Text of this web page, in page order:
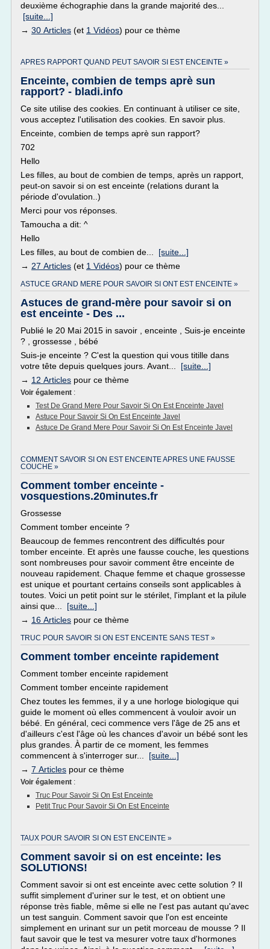
deuxième échographie dans la grande majorité des...
[suite...]
→ 30 Articles (et 1 Vidéos) pour ce thème
APRES RAPPORT QUAND PEUT SAVOIR SI EST ENCEINTE »
Enceinte, combien de temps aprè sun
rapport? - bladi.info
Ce site utilise des cookies. En continuant à utiliser ce site,
vous acceptez l'utilisation des cookies. En savoir plus.
Enceinte, combien de temps aprè sun rapport?
702
Hello
Les filles, au bout de combien de temps, après un rapport,
peut-on savoir si on est enceinte (relations durant la
période d'ovulation..)
Merci pour vos réponses.
Tamoucha a dit: ^
Hello
Les filles, au bout de combien de... [suite...]
→ 27 Articles (et 1 Vidéos) pour ce thème
ASTUCE GRAND MERE POUR SAVOIR SI ONT EST ENCEINTE »
Astuces de grand-mère pour savoir si on
est enceinte - Des ...
Publié le 20 Mai 2015 in savoir , enceinte , Suis-je enceinte
? , grossesse , bébé
Suis-je enceinte ? C'est la question qui vous titille dans
votre tête depuis quelques jours. Avant... [suite...]
→ 12 Articles pour ce thème
Voir également :
Test De Grand Mere Pour Savoir Si On Est Enceinte Javel
Astuce Pour Savoir Si On Est Enceinte Javel
Astuce De Grand Mere Pour Savoir Si On Est Enceinte Javel
COMMENT SAVOIR SI ON EST ENCEINTE APRES UNE FAUSSE
COUCHE »
Comment tomber enceinte -
vosquestions.20minutes.fr
Grossesse
Comment tomber enceinte ?
Beaucoup de femmes rencontrent des difficultés pour
tomber enceinte. Et après une fausse couche, les questions
sont nombreuses pour savoir comment être enceinte de
nouveau rapidement. Chaque femme et chaque grossesse
est unique et pourtant certains conseils sont applicables à
toutes. Voici un petit point sur le stérilet, l'implant et la pilule
ainsi que... [suite...]
→ 16 Articles pour ce thème
TRUC POUR SAVOIR SI ON EST ENCEINTE SANS TEST »
Comment tomber enceinte rapidement
Comment tomber enceinte rapidement
Comment tomber enceinte rapidement
Chez toutes les femmes, il y a une horloge biologique qui
guide le moment où elles commencent à vouloir avoir un
bébé. En général, ceci commence vers l'âge de 25 ans et
d'ailleurs c'est l'âge où les chances d'avoir un bébé sont les
plus grandes. À partir de ce moment, les femmes
commencent à s'interroger sur... [suite...]
→ 7 Articles pour ce thème
Voir également :
Truc Pour Savoir Si On Est Enceinte
Petit Truc Pour Savoir Si On Est Enceinte
TAUX POUR SAVOIR SI ON EST ENCEINTE »
Comment savoir si on est enceinte: les
SOLUTIONS!
Comment savoir si ont est enceinte avec cette solution ? Il
suffit simplement d'uriner sur le test, et on obtient une
réponse très fiable, même si elle ne l'est pas autant qu'avec
un test sanguin. Comment savoir que l'on est enceinte
simplement en urinant sur un petit morceau de mousse ? Il
faut savoir que le test va mesurer votre taux d'hormones